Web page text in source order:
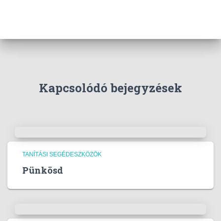
Kapcsolódó bejegyzések
TANÍTÁSI SEGÉDESZKÖZÖK
Pünkösd